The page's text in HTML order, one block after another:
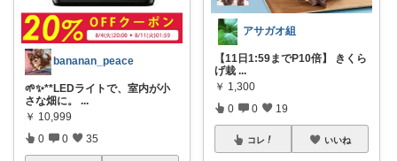
bananan_peace
🌱✨**LEDライトで、室内が小
さな畑に。
...
￥ 10,999
0 0 35
アサガオ組
【11日1:59までP10倍】 きくら
げ栽 ...
￥ 1,300
0 0 19
コレ いいね